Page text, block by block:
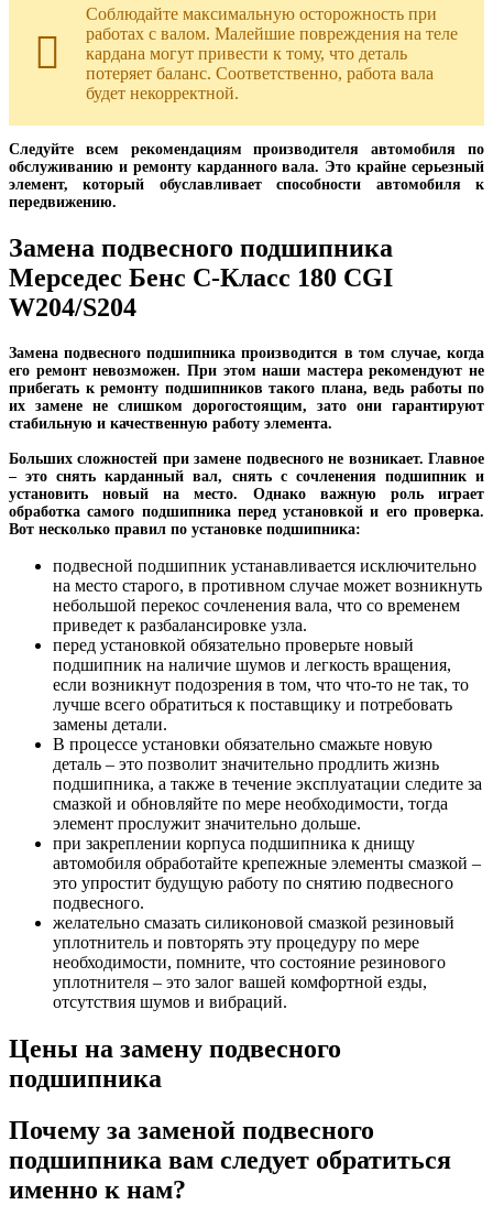
Соблюдайте максимальную осторожность при
работах с валом. Малейшие повреждения на теле
кардана могут привести к тому, что деталь
потеряет баланс. Соответственно, работа вала
будет некорректной.
Следуйте всем рекомендациям производителя автомобиля по
обслуживанию и ремонту карданного вала. Это крайне серьезный
элемент, который обуславливает способности автомобиля к
передвижению.
Замена подвесного подшипника
Мерседес Бенс С-Класс 180 CGI
W204/S204
Замена подвесного подшипника производится в том случае, когда
его ремонт невозможен. При этом наши мастера рекомендуют не
прибегать к ремонту подшипников такого плана, ведь работы по
их замене не слишком дорогостоящим, зато они гарантируют
стабильную и качественную работу элемента.
Больших сложностей при замене подвесного не возникает. Главное
– это снять карданный вал, снять с сочленения подшипник и
установить новый на место. Однако важную роль играет
обработка самого подшипника перед установкой и его проверка.
Вот несколько правил по установке подшипника:
подвесной подшипник устанавливается исключительно
на место старого, в противном случае может возникнуть
небольшой перекос сочленения вала, что со временем
приведет к разбалансировке узла.
перед установкой обязательно проверьте новый
подшипник на наличие шумов и легкость вращения,
если возникнут подозрения в том, что что-то не так, то
лучше всего обратиться к поставщику и потребовать
замены детали.
В процессе установки обязательно смажьте новую
деталь – это позволит значительно продлить жизнь
подшипника, а также в течение эксплуатации следите за
смазкой и обновляйте по мере необходимости, тогда
элемент прослужит значительно дольше.
при закреплении корпуса подшипника к днищу
автомобиля обработайте крепежные элементы смазкой –
это упростит будущую работу по снятию подвесного
подвесного.
желательно смазать силиконовой смазкой резиновый
уплотнитель и повторять эту процедуру по мере
необходимости, помните, что состояние резинового
уплотнителя – это залог вашей комфортной езды,
отсутствия шумов и вибраций.
Цены на замену подвесного
подшипника
Почему за заменой подвесного
подшипника вам следует обратиться
именно к нам?